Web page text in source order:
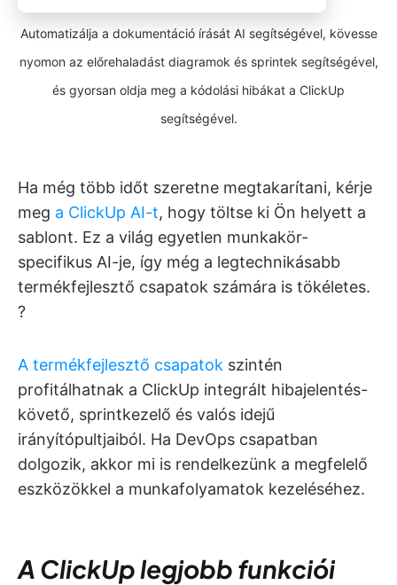
Automatizálja a dokumentáció írását AI segítségével, kövesse
nyomon az előrehaladást diagramok és sprintek segítségével,
és gyorsan oldja meg a kódolási hibákat a ClickUp
segítségével.
Ha még több időt szeretne megtakarítani, kérje
meg a ClickUp AI-t, hogy töltse ki Ön helyett a
sablont. Ez a világ egyetlen munkakör-
specifikus AI-je, így még a legtechnikásabb
termékfejlesztő csapatok számára is tökéletes.
?️
A termékfejlesztő csapatok szintén
profitálhatnak a ClickUp integrált hibajelentés-
követő, sprintkezelő és valós idejű
irányítópultjaiból. Ha DevOps csapatban
dolgozik, akkor mi is rendelkezünk a megfelelő
eszközökkel a munkafolyamatok kezeléséhez.
A ClickUp legjobb funkciói